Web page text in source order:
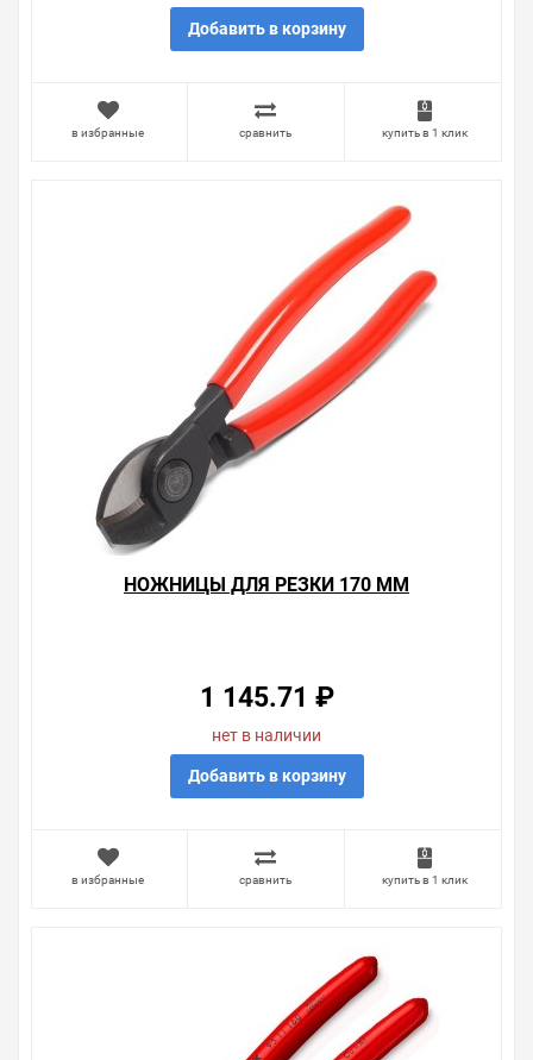
Добавить в корзину
в избранные сравнить купить в 1 клик
НОЖНИЦЫ ДЛЯ РЕЗКИ 170 ММ
1 145.71 ₽
нет в наличии
Добавить в корзину
в избранные сравнить купить в 1 клик